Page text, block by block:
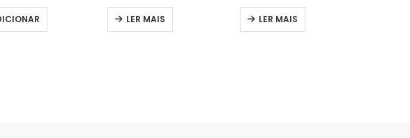
LER MAIS LER MAIS ADICIONAR